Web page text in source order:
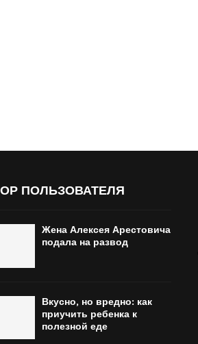
ПОЛЬЗОВАТЕЛЯ
Жена Алексея Арестовича
подала на развод
Вкусно, но вредно: как
приучить ребенка к
полезной еде